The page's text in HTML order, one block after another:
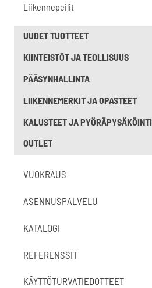
Liikennepeilit
UUDET TUOTTEET
KIINTEISTÖT JA TEOLLISUUS
PÄÄSYNHALLINTA
LIIKENNEMERKIT JA OPASTEET
KALUSTEET JA PYÖRÄPYSÄKÖINTI
OUTLET
VUOKRAUS
ASENNUSPALVELU
KATALOGI
REFERENSSIT
KÄYTTÖTURVATIEDOTTEET